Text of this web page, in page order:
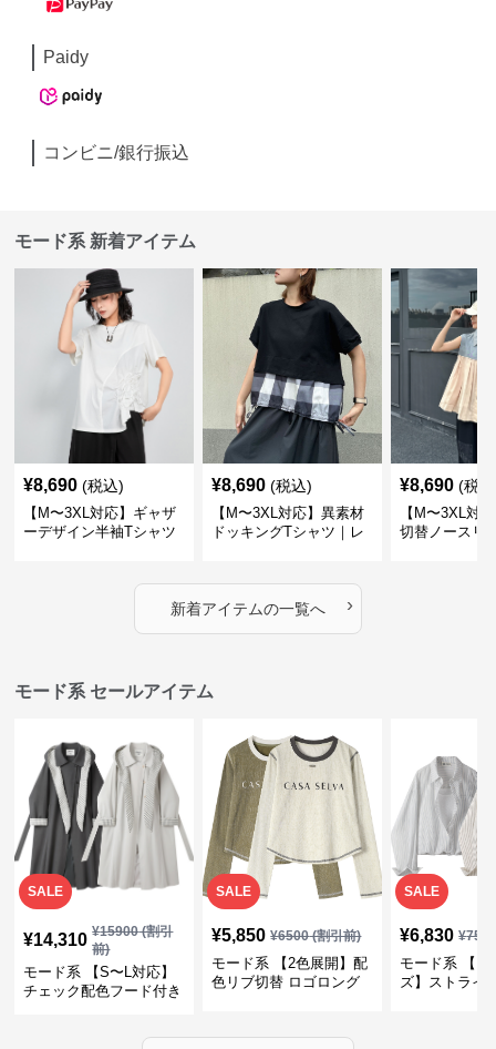
Paidy
コンビニ/銀行振込
モード系 新着アイテム
¥8,690 (税込)
【M〜3XL対応】ギャザ
ーデザイン半袖Tシャツ
¥8,690 (税込)
【M〜3XL対応】異素材
ドッキングTシャツ｜レ
カバー・大人モード
¥8,690 (税
【M〜3XL対
切替ノースリ
新着アイテムの一覧へ ›
モード系 セールアイテム
SALE
¥14,310 ¥15900(割引
前)
モード系 【S〜L対応】
チェック配色フード付き
SALE
¥5,850 ¥6500(割引前)
モード系 【2色展開】配
色リブ切替 ロゴロング
SALE
¥6,830 ¥
モード系 【フ
ズ】ストライ